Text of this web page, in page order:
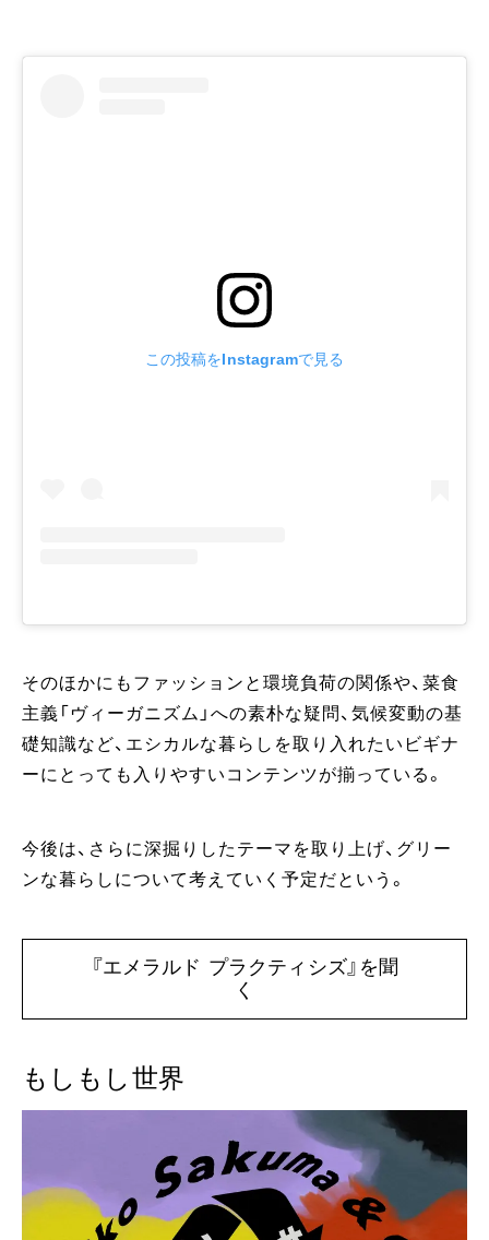
この投稿をInstagramで見る
そのほかにもファッションと環境負荷の関係や、菜食
主義「ヴィーガニズム」への素朴な疑問、気候変動の基
礎知識など、エシカルな暮らしを取り入れたいビギナ
ーにとっても入りやすいコンテンツが揃っている。
今後は、さらに深掘りしたテーマを取り上げ、グリー
ンな暮らしについて考えていく予定だという。
『エメラルド プラクティシズ』を聞
く
もしもし世界